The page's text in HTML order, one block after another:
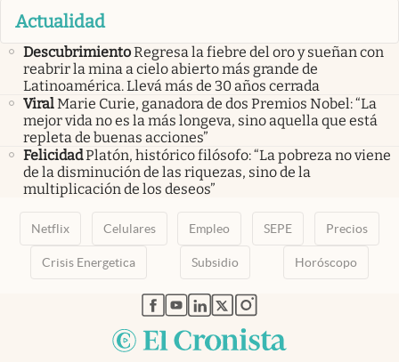
Actualidad
DescubrimientoRegresa la fiebre del oro y sueñan con
reabrir la mina a cielo abierto más grande de
Latinoamérica. Llevá más de 30 años cerrada
ViralMarie Curie, ganadora de dos Premios Nobel: “La
mejor vida no es la más longeva, sino aquella que está
repleta de buenas acciones”
FelicidadPlatón, histórico filósofo: “La pobreza no viene
de la disminución de las riquezas, sino de la
multiplicación de los deseos”
Netflix Celulares Empleo SEPE Precios
Crisis Energetica Subsidio Horóscopo
abre en nueva pestaña
abre en nueva pestaña
abre en nueva pestaña
abre en nueva pestaña
abre en nueva pestaña